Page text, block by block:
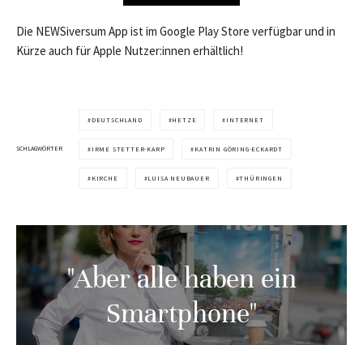
Die NEWSiversum App ist im Google Play Store verfügbar und in
Kürze auch für Apple Nutzer:innen erhältlich!
SCHLAGWÖRTER
DEUTSCHLAND HETZE INTERNET
IRME STETTER-KARP KATRIN GÖRING-ECKARDT
KIRCHE LUISA NEUBAUER THÜRINGEN
"Aber alle haben ein
Smartphone"